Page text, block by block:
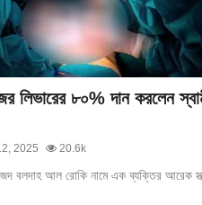
লিভারের ৮০% দান করলেন
2025 20.6k
বলদাহ আল রোকি নামে এক ব্যক্তির আরেক